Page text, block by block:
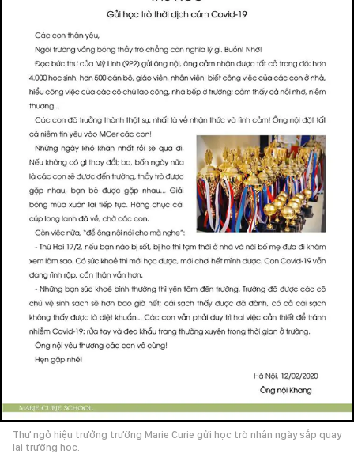
Thư ngỏ hiệu trưởng trường Marie Curie gửi học trò nhân ngày sắp quay
lại trường học.